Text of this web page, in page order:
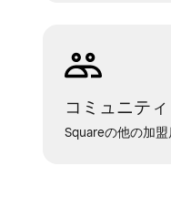
コミュニティ
Squareの他の加